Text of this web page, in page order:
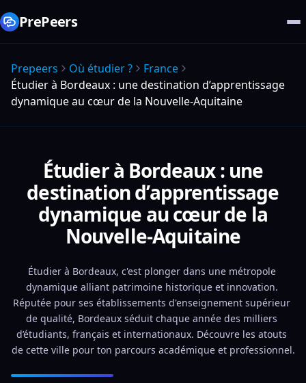
PrePeers
Prepeers Où étudier ?
France
Étudier à Bordeaux : une destination d’apprentissage
dynamique au cœur de la Nouvelle-Aquitaine
Étudier à Bordeaux : une
destination d’apprentissage
dynamique au cœur de la
Nouvelle-Aquitaine
Étudier à Bordeaux, c'est plonger dans une métropole
dynamique alliant patrimoine historique et innovation.
Réputée pour ses établissements d'enseignement supérieur
de qualité, Bordeaux séduit chaque année des milliers
d’étudiants, français et internationaux. Découvre les atouts
de cette ville pour ton parcours académique et professionnel.